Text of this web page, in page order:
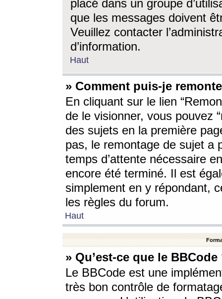
placé dans un groupe
que les messages doivent
Veuillez contacter
d’information.
Haut
» Comment puis-je
En cliquant sur le lien
de le visionner, vous pouvez
des sujets en la première
pas, le remontage de sujet a
temps d’attente nécessaire
encore été terminé. Il est
simplement en y répondant,
les règles du forum.
Haut
» Qu’est-ce que le BBCode
Le BBCode est une
très bon contrôle de